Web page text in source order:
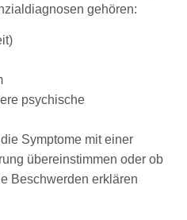
gehören:
psychische
Symptome mit einer
übereinstimmen oder ob
Beschwerden erklären